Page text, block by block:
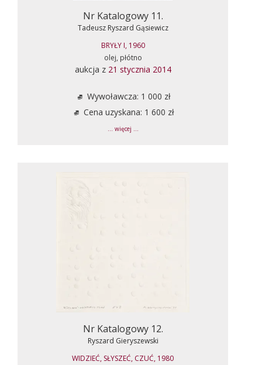
Nr Katalogowy 11.
Tadeusz Ryszard Gąsiewicz
BRYŁY I, 1960
olej, płótno
aukcja z 21 stycznia 2014
Wywoławcza: 1 000 zł
Cena uzyskana: 1 600 zł
... więcej ...
Nr Katalogowy 12.
Ryszard Gieryszewski
WIDZIEĆ, SŁYSZEĆ, CZUĆ, 1980